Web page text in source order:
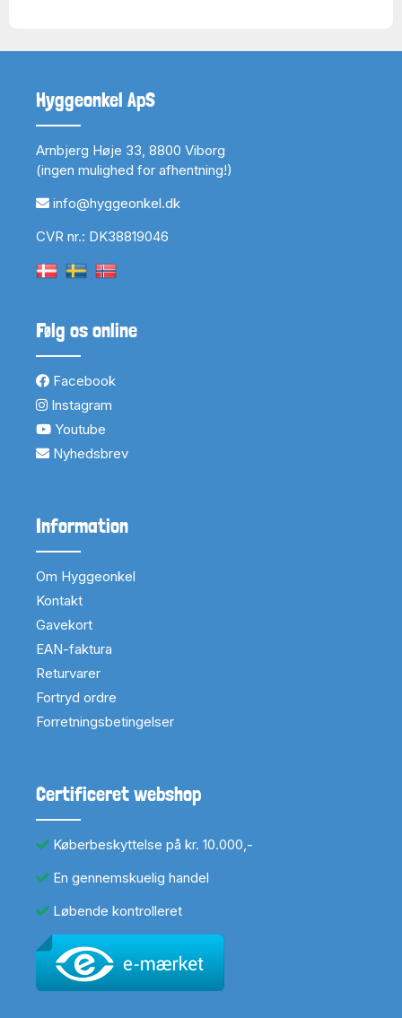
Hyggeonkel ApS
Arnbjerg Høje 33, 8800 Viborg
(ingen mulighed for afhentning!)
info@hyggeonkel.dk
CVR nr.: DK38819046
Følg os online
Facebook
Instagram
Youtube
Nyhedsbrev
Information
Om Hyggeonkel
Kontakt
Gavekort
EAN-faktura
Returvarer
Fortryd ordre
Forretningsbetingelser
Certificeret webshop
Køberbeskyttelse på kr. 10.000,-
En gennemskuelig handel
Løbende kontrolleret